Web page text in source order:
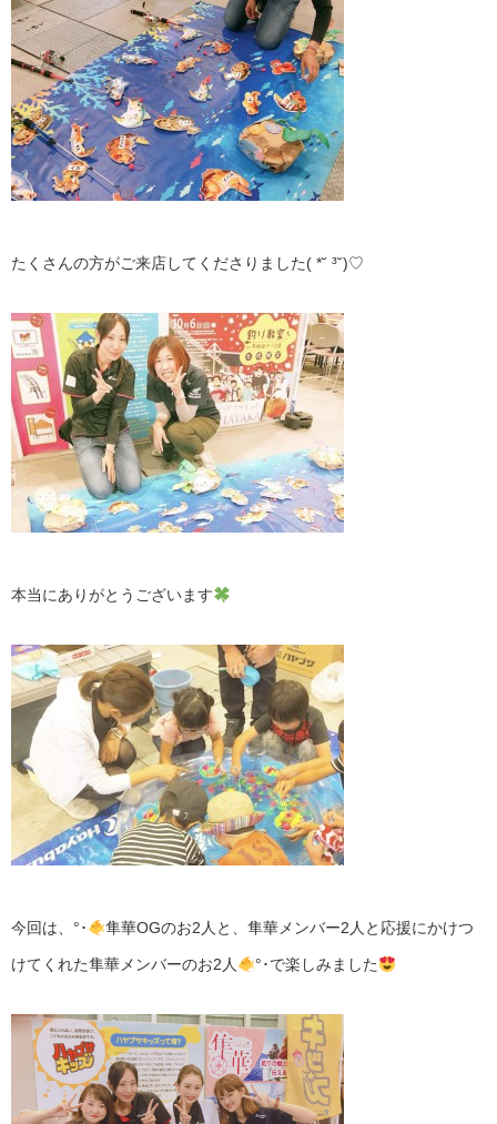
たくさんの方がご来店してくださりました( *˘ ³˘)♡
本当にありがとうございます
今回は、°･ 隼華OGのお2人と、隼華メンバー2人と応援にかけつ
けてくれた隼華メンバーのお2人 °･で楽しみました